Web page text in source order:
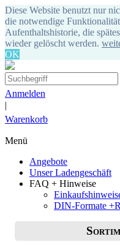
Diese Website benutzt nur
die notwendige
Aufenthaltshistorie, die
wieder gelöscht werden.
OK
Anmelden
|
Warenkorb
Menü
Angebote
Unser Ladengeschäft
FAQ + Hinweise
DIN-Formate